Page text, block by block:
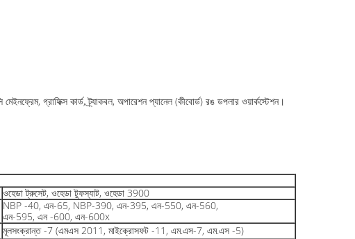
গ্রাফিক্স কার্ড, ট্র্যাকবল, অপারেশন প্যানেল (কীবোর্ড) রঙ ডপলার ওয়ার্কস্টেশন।
ওহেডা ট্রুসেট, ওহেডা টুফস্যাট, ওহেডা 3900
NBP -40, এন-65, NBP-390, এন-395, এন-550, এন-560,
এন-595, এন -600, এন-600x
মূলসংক্রান্ত -7 (এমএস 2011, মাইক্রোসফট -11, এম.এস-7, এম.এস -5)